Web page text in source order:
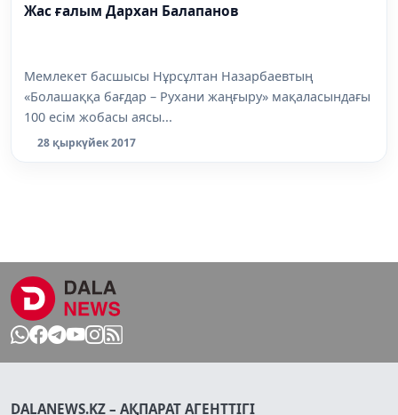
Жас ғалым Дархан Балапанов
Мемлекет басшысы Нұрсұлтан Назарбаевтың
«Болашаққа бағдар – Рухани жаңғыру» мақаласындағы
100 есім жобасы аясы...
28 қыркүйек 2017
DALANEWS.KZ – АҚПАРАТ АГЕНТТІГІ